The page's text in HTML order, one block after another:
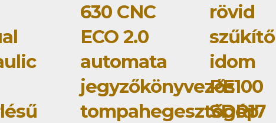
630 CNC
ECO 2.0
automata
jegyzőkönyvezős
tompahegesztőgép
rövid
szűkítő
idom
PE100
SDR17